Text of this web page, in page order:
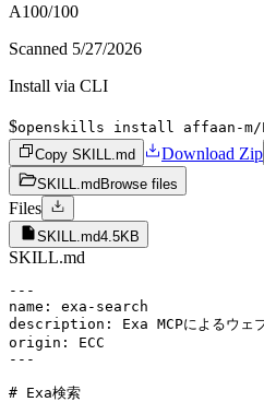
A100/100
Scanned 5/27/2026
Install via CLI
$openskills install affaan-m/
Copy SKILL.md
Download Zip
SKILL.md Browse files
Files
SKILL.md4.5KB
SKILL.md
---
name: exa-search
description: Exa MCPによるウェブ、
origin: ECC
---
# Exa検索